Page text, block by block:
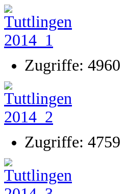
Zugriffe: 4960
Zugriffe: 4759